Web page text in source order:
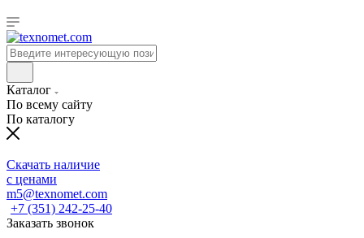
Каталог
По всему сайту
По каталогу
Скачать наличие
с ценами
m5@texnomet.com
+7 (351) 242-25-40
Заказать звонок